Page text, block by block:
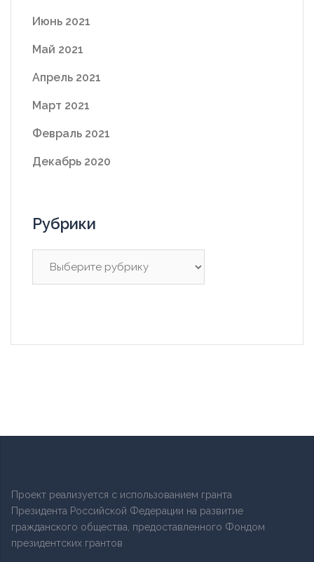
Июнь 2021
Май 2021
Апрель 2021
Март 2021
Февраль 2021
Декабрь 2020
Рубрики
Проект реализуется с использованием гранта
Президента Российской Федерации на развитие
гражданского общества, предоставленного Фондом
президентских грантов